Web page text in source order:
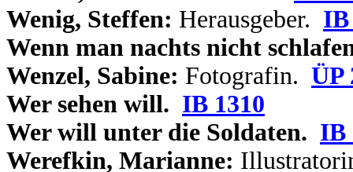
Wenig, Steffen: Herausgeber. IB
Wenn man nachts nicht
Wenzel, Sabine: Fotografin. ÜP
Wer sehen will. IB 1310
Wer will unter die Soldaten. IB
Werefkin, Marianne: